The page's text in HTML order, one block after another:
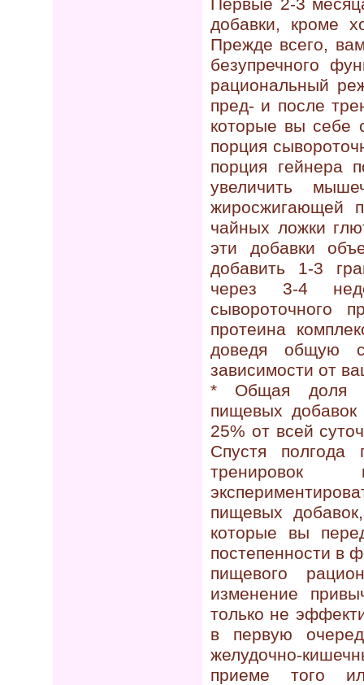
Первые 2-3
добавки, кроме
Прежде всего,
безупречного
рациональный
пред- и после
которые вы себе
порция
порция гейнера
увеличить
жиросжигающей
чайных ложки
эти добавки
добавить 1-3
через 3-4
сывороточного
протеина
доведя общую
зависимости от
* Общая доля
пищевых
25% от всей
Спустя полгода
пищевых
которые вы
постепенности в
пищевого
изменение
только не
в первую
желудочно-
приеме того